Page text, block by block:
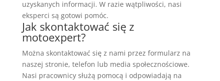
uzyskanych informacji. W razie wątpliwości, nasi
eksperci są gotowi pomóc.
Jak skontaktować się z
motoexpert?
Można skontaktować się z nami przez formularz na
naszej stronie, telefon lub media społecznościowe.
Nasi pracownicy służą pomocą i odpowiadają na